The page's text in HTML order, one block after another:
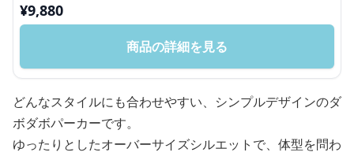
¥9,880
商品の詳細を見る
どんなスタイルにも合わせやすい、シンプルデザインのダ
ボダボパーカーです。
ゆったりとしたオーバーサイズシルエットで、体型を問わ